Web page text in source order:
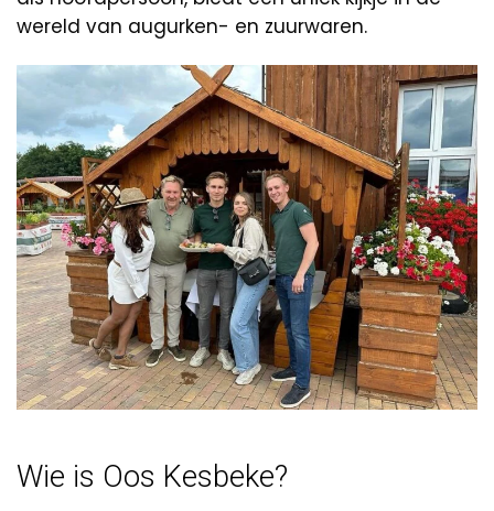
wereld van augurken- en zuurwaren.
Wie is Oos Kesbeke?